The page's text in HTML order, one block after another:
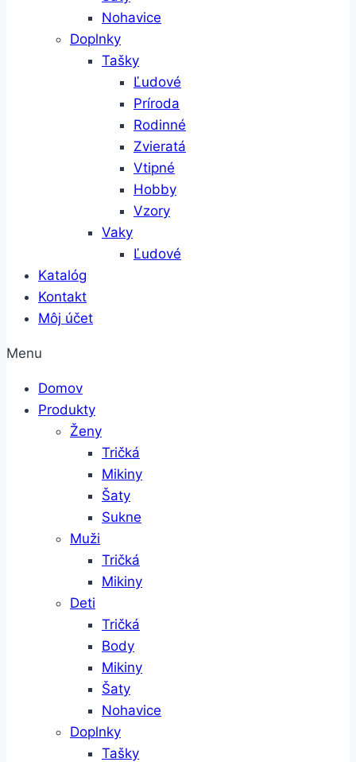
Nohavice
Doplnky
Tašky
Ľudové
Príroda
Rodinné
Zvieratá
Vtipné
Hobby
Vzory
Vaky
Ľudové
Katalóg
Kontakt
Môj účet
Menu
Domov
Produkty
Ženy
Tričká
Mikiny
Šaty
Sukne
Muži
Tričká
Mikiny
Deti
Tričká
Body
Mikiny
Šaty
Nohavice
Doplnky
Tašky